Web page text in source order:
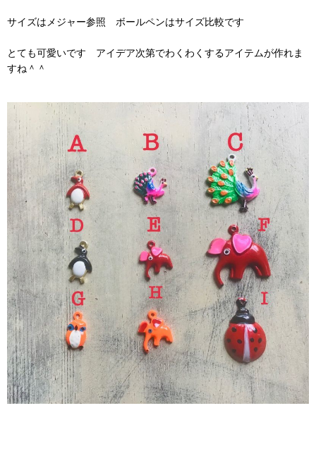
サイズはメジャー参照 ボールペンはサイズ比較です
とても可愛いです アイデア次第でわくわくするアイテムが作れま
すね＾＾